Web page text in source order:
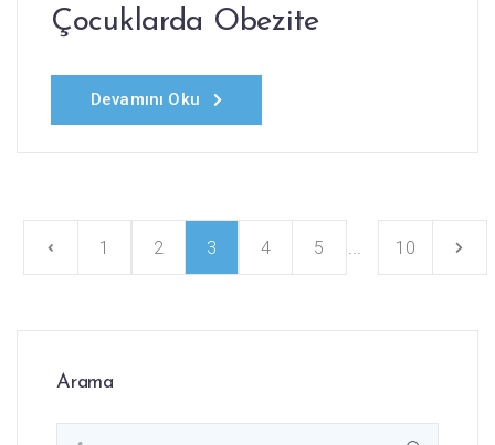
Çocuklarda Obezite
Devamını Oku
1 2 3 4 5 ... 10
Arama